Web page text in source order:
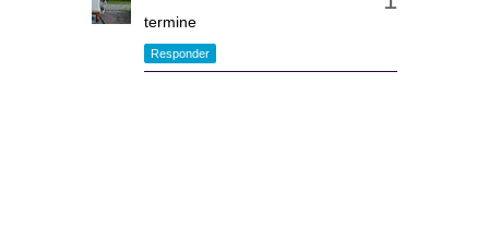
termine
Responder